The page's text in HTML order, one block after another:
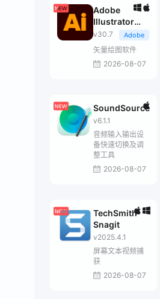
Adobe
Illustrator
2026
v30.7 Adobe
矢量绘图软件
2026-08-07
SoundSource
v6.1.1
音频输入输出设
备快速切换及调
整工具
2026-08-07
TechSmith
Snagit
v2025.4.1
屏幕文本视频捕
获
2026-08-07